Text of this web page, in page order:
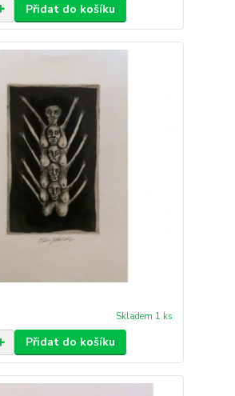
Přidat do košíku
Skladem 1 ks
Přidat do košíku